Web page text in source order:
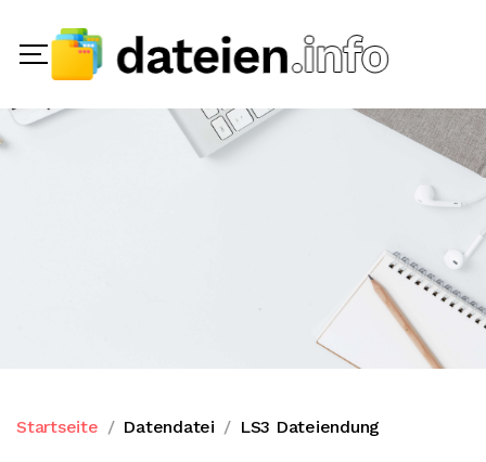
Startseite Datendatei LS3 Dateiendung